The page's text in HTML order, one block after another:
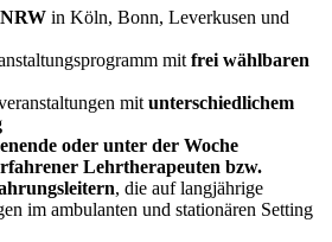
in Köln, Bonn, Leverkusen und
mit frei wählbaren
mit unterschiedlichem
oder unter der Woche
Lehrtherapeuten bzw.
, die auf langjährige
im ambulanten und stationären Setting